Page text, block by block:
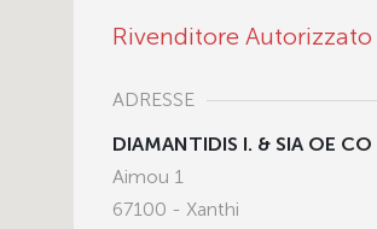
Rivenditore Autorizzato
ADRESSE
DIAMANTIDIS I. & SIA OE
Aimou 1
67100 - Xanthi